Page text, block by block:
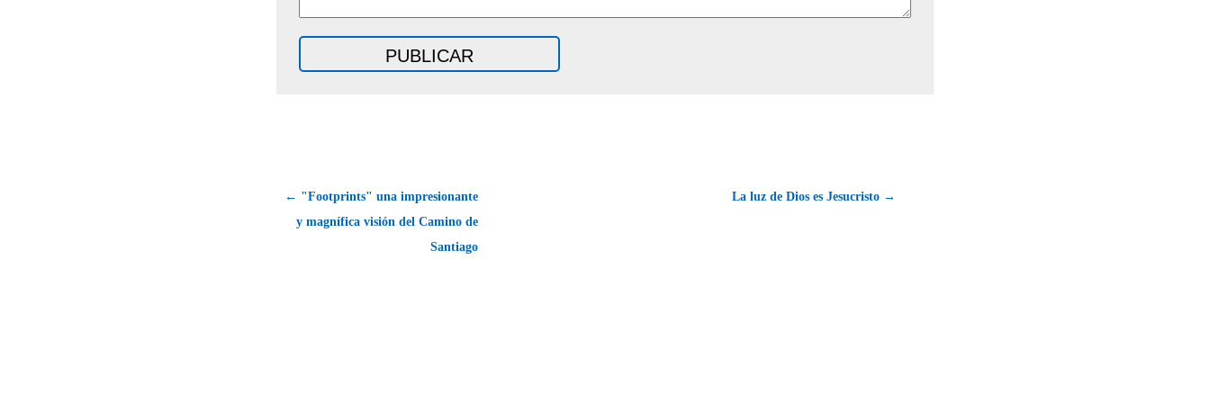
← "Footprints" una impresionante
y magnífica visión del Camino de
Santiago
La luz de Dios es Jesucristo →